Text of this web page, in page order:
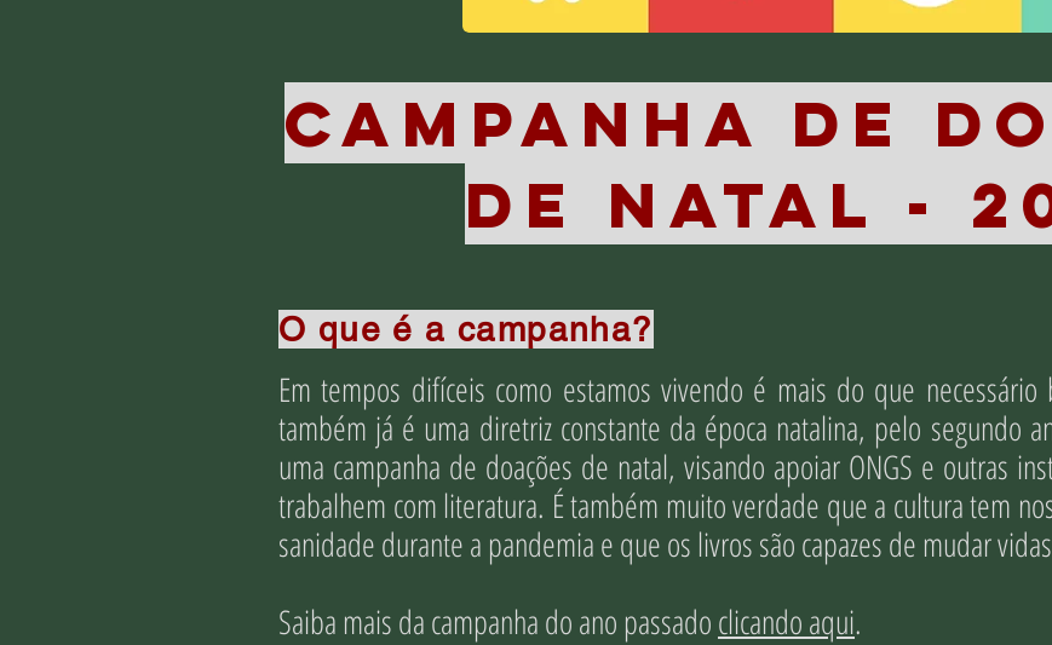
CAMPANHA DE
DE NATAL -
O que é a campanha?
Em tempos difíceis como estamos vivendo é mais do que
também já é uma diretriz constante da época natalina, pelo segundo
uma campanha de doações de natal, visando apoiar ONGS e outras
trabalhem com literatura. É também muito verdade que a cultura tem
sanidade durante a pandemia e que os livros são capazes de mudar
Saiba mais da campanha do ano passadoclicando aqui.